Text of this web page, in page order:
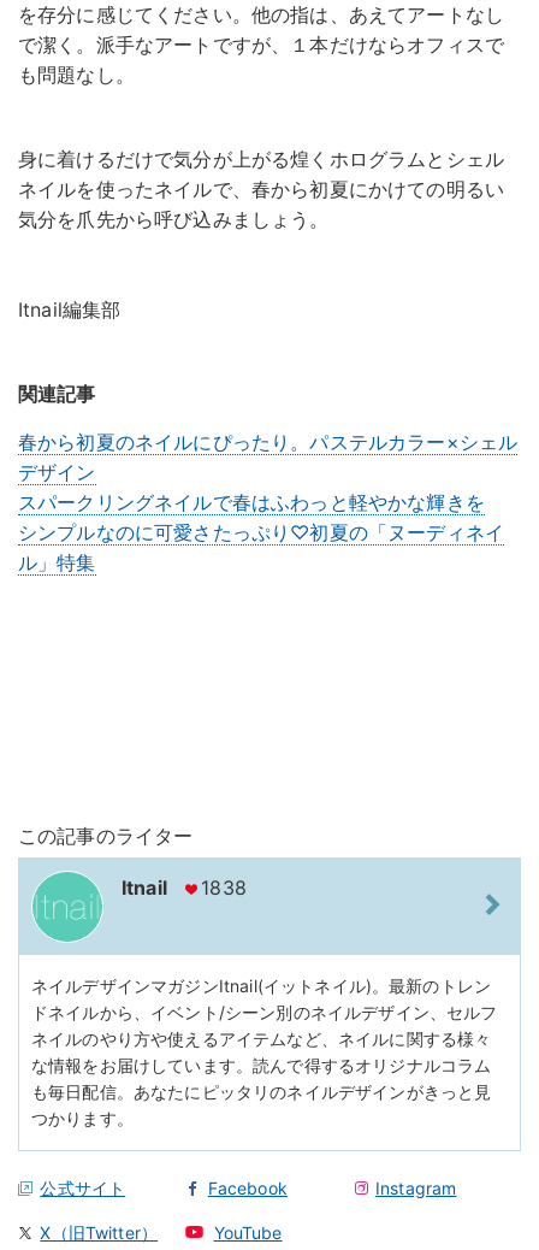
を存分に感じてください。他の指は、あえてアートなし
で潔く。派手なアートですが、１本だけならオフィスで
も問題なし。
身に着けるだけで気分が上がる煌くホログラムとシェル
ネイルを使ったネイルで、春から初夏にかけての明るい
気分を爪先から呼び込みましょう。
Itnail編集部
関連記事
春から初夏のネイルにぴったり。パステルカラー×シェル
デザイン
スパークリングネイルで春はふわっと軽やかな輝きを
シンプルなのに可愛さたっぷり♡初夏の「ヌーディネイ
ル」特集
この記事のライター
Itnail 1838
ネイルデザインマガジンItnail(イットネイル)。最新のトレン
ドネイルから、イベント/シーン別のネイルデザイン、セルフ
ネイルのやり方や使えるアイテムなど、ネイルに関する様々
な情報をお届けしています。読んで得するオリジナルコラム
も毎日配信。あなたにピッタリのネイルデザインがきっと見
つかります。
公式サイト Facebook Instagram
X（旧Twitter） YouTube